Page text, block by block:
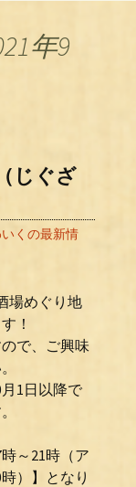
年9
じぐざ
くの最新情
場めぐり地
！
で、ご興味
1日以降で
～21時（ア
）】となり